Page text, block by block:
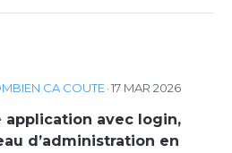
CA COUTE·17 MAR 2026
application avec login,
d’administration en